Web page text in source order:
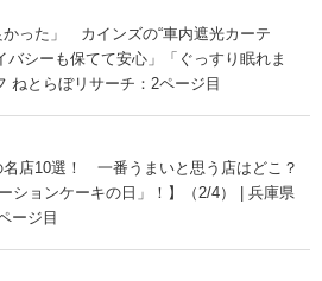
かった」 カインズの“車内遮光カーテ
シーも保てて安心」「ぐっすり眠れま
ねとらぼリサーチ：2ページ目
店10選！ 一番うまいと思う店はどこ？
ションケーキの日」！】（2/4） | 兵庫県
ージ目